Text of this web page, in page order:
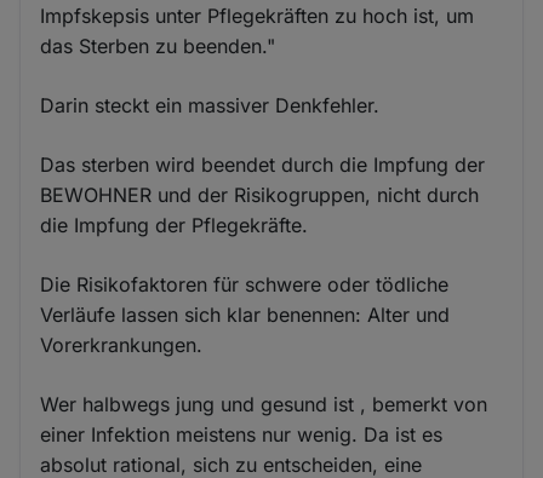
Impfskepsis unter Pflegekräften zu hoch ist, um
das Sterben zu beenden."
Darin steckt ein massiver Denkfehler.
Das sterben wird beendet durch die Impfung der
BEWOHNER und der Risikogruppen, nicht durch
die Impfung der Pflegekräfte.
Die Risikofaktoren für schwere oder tödliche
Verläufe lassen sich klar benennen: Alter und
Vorerkrankungen.
Wer halbwegs jung und gesund ist , bemerkt von
einer Infektion meistens nur wenig. Da ist es
absolut rational, sich zu entscheiden, eine